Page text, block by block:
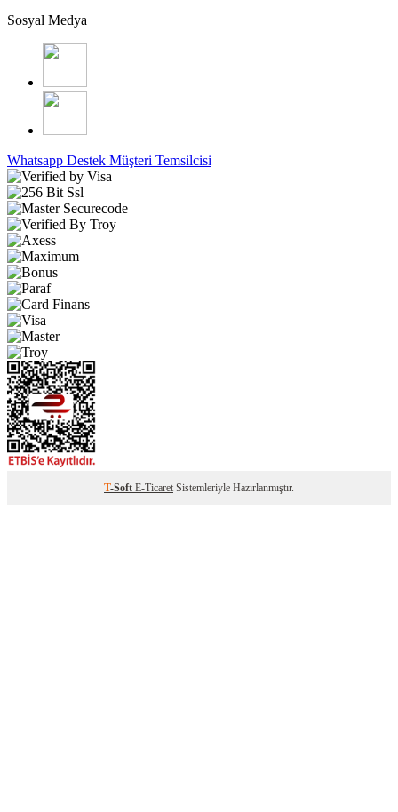
Sosyal Medya
Whatsapp Destek Müşteri Temsilcisi
T-Soft E-Ticaret Sistemleriyle Hazırlanmıştır.